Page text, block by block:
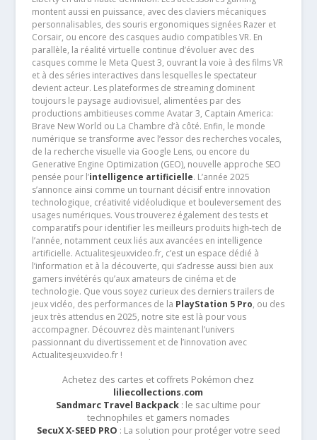
montent aussi en puissance, avec des claviers mécaniques
personnalisables, des souris ergonomiques signées Razer et
Corsair, ou encore des casques audio compatibles VR. En
parallèle, la réalité virtuelle continue d’évoluer avec des
casques comme le Meta Quest 3, ouvrant la voie à des films VR
et à des séries interactives dans lesquelles le spectateur
devient acteur. Les plateformes de streaming dominent
toujours le paysage audiovisuel, alimentées par des
productions ambitieuses comme Avatar 3, Captain America:
Brave New World ou La Chambre d’à côté. Enfin, le monde
numérique se transforme avec l’essor des recherches vocales,
de la recherche visuelle via Google Lens, ou encore du
Generative Engine Optimization (GEO), nouvelle approche SEO
pensée pour l’intelligence artificielle. L’année 2025
s’annonce ainsi comme un tournant décisif entre innovation
technologique, créativité vidéoludique et bouleversement des
usages numériques. Vous trouverez également des tests et
comparatifs pour identifier les meilleurs produits high-tech de
l’année, notamment ceux liés aux avancées en intelligence
artificielle. Actualitesjeuxvideo.fr, c’est un espace dédié à
l’information et à la découverte, qui s’adresse aussi bien aux
gamers invétérés qu’aux amateurs de cinéma et de
technologie. Que vous soyez curieux des derniers trailers de
jeux vidéo, des performances de la PlayStation 5 Pro, ou des
jeux très attendus en 2025, notre site est là pour vous
accompagner. Découvrez dès maintenant l’univers
passionnant du divertissement et de l’innovation avec
Actualitesjeuxvideo.fr !
Achetez des cartes et coffrets Pokémon chez
liliecollections.com
Sandmarc Travel Backpack : le sac ultime pour
technophiles et gamers nomades
SecuX X-SEED PRO : La solution pour protéger votre seed